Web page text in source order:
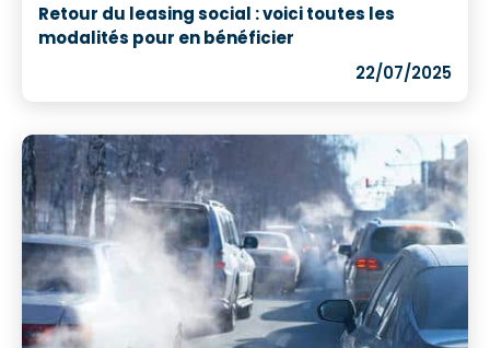
Retour du leasing social : voici toutes les
modalités pour en bénéficier
22/07/2025